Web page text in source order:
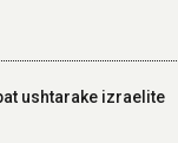
ushtarake izraelite